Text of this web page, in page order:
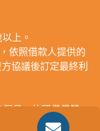
上。
依照借款人提供的
協議後訂定最終利
月，依照借貸雙